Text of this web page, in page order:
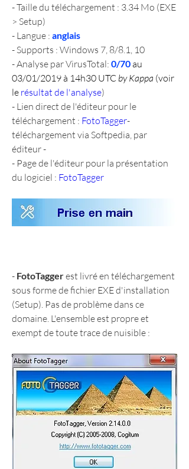
- Taille du téléchargement : 3.34 Mo (EXE
> Setup)
- Langue : anglais
- Supports : Windows 7, 8/8.1, 10
- Analyse par VirusTotal: 0/70 au
03/01/2019 à 14h30 UTC by Kappa (voir
le résultat de l'analyse)
- Lien direct de l'éditeur pour le
téléchargement : FotoTagger-
téléchargement via Softpedia, par
éditeur -
- Page de l'éditeur pour la présentation
du logiciel : FotoTagger
- FotoTagger est livré en téléchargement
sous forme de fichier EXE d'installation
(Setup). Pas de problème dans ce
domaine. L'ensemble est propre et
exempt de toute trace de nuisible :